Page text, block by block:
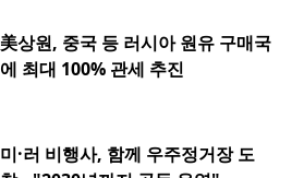
美상원, 중국 등 러시아 원유 구매국
에 최대 100% 관세 추진
미·러 비행사, 함께 우주정거장 도